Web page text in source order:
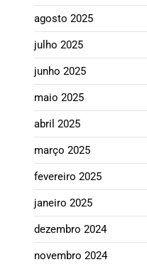
agosto 2025
julho 2025
junho 2025
maio 2025
abril 2025
março 2025
fevereiro 2025
janeiro 2025
dezembro 2024
novembro 2024